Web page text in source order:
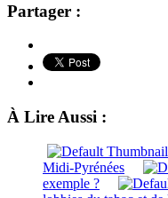
Partager :
À Lire Aussi :
Midi-Pyrénées
exemple ?